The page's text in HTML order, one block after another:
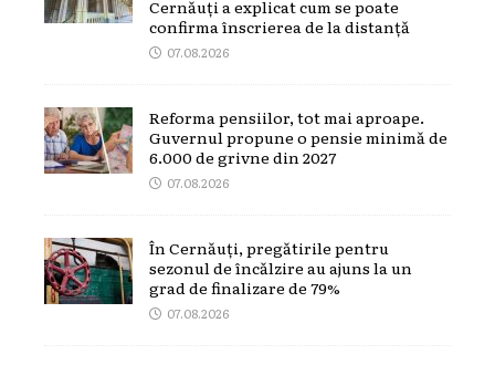
Cernăuți a explicat cum se poate
confirma înscrierea de la distanță
07.08.2026
Reforma pensiilor, tot mai aproape.
Guvernul propune o pensie minimă de
6.000 de grivne din 2027
07.08.2026
În Cernăuți, pregătirile pentru
sezonul de încălzire au ajuns la un
grad de finalizare de 79%
07.08.2026